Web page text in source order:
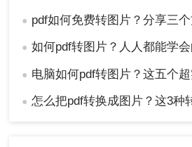
● pdf如何免费转图片？分享三
● 如何pdf转图片？人人都能学会的
● 电脑如何pdf转图片？这五个超实用
● 怎么把pdf转换成图片？这3种